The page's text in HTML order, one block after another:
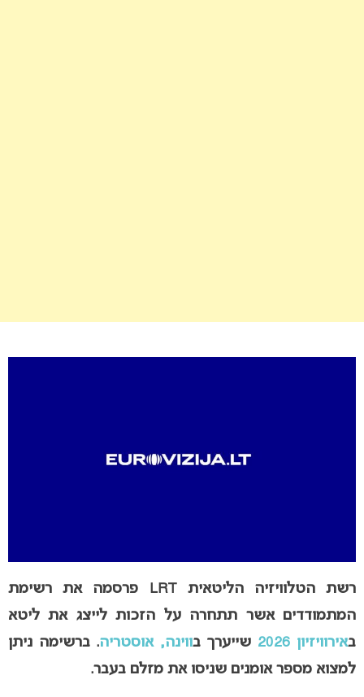
רשת הטלוויזיה הליטאית LRT פרסמה את רשימת
המתמודדים אשר תתחרה על הזכות לייצג את ליטא
באירוויזיון 2026 שייערך בווינה, אוסטריה. ברשימה ניתן
למצוא מספר אומנים שניסו את מזלם בעבר.